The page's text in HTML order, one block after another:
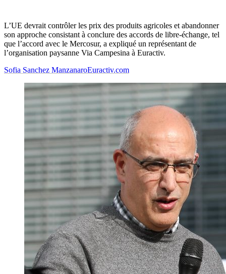
L’UE devrait contrôler les prix des produits agricoles et abandonner
son approche consistant à conclure des accords de libre-échange, tel
que l’accord avec le Mercosur, a expliqué un représentant de
l’organisation paysanne Via Campesina à Euractiv.
Sofia Sanchez ManzanaroEuractiv.com